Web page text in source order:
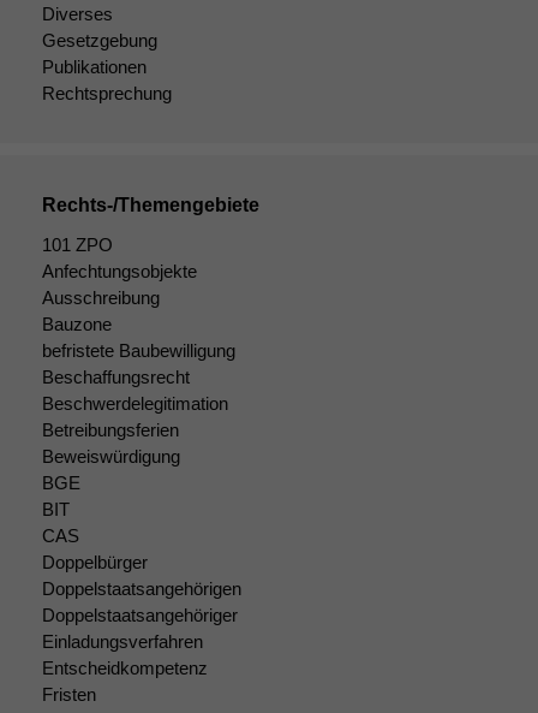
Diverses
Gesetzgebung
Publikationen
Rechtsprechung
Rechts-/Themengebiete
101 ZPO
Anfechtungsobjekte
Ausschreibung
Bauzone
befristete Baubewilligung
Beschaffungsrecht
Beschwerdelegitimation
Betreibungsferien
Beweiswürdigung
BGE
BIT
CAS
Doppelbürger
Doppelstaatsangehörigen
Doppelstaatsangehöriger
Einladungsverfahren
Entscheidkompetenz
Fristen